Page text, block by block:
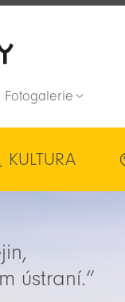
Fotogalerie
KULTURA
ústraní.“